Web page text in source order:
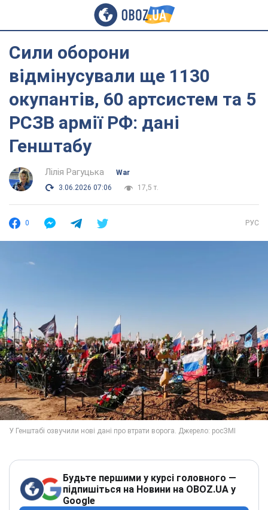
Сили оборони
відмінусували ще 1130
окупантів, 60 артсистем та 5
РСЗВ армії РФ: дані
Генштабу
Лілія Рагуцька
War
3.06.2026 07:06
17,5 т.
0 РУС
Будьте першими у курсі головного —
підпишіться на Новини на OBOZ.UA у
Google